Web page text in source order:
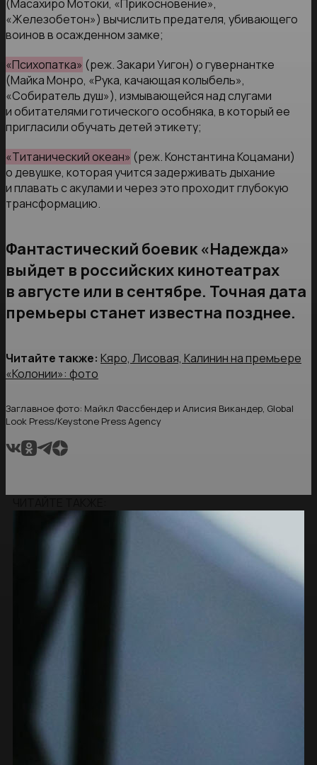
(Масахиро Мотоки, «Прикосновение»,
«Железобетон») вычислить предателя, убивающего
воинов в осажденном замке;
«Психопатка» (реж. Закари Уигон) о гувернантке
(Майка Монро, «Рука, качающая колыбель»,
«Собиратель душ»), измывающейся над слугами
и обитателями готического особняка, в который ее
пригласили обучать детей этикету;
«Титанический океан» (реж. Константина Коцамани)
о девушке, которая учится задерживать дыхание
и плавать с акулами и через это проходит глубокую
трансформацию.
Фантастический боевик «Надежда»
выйдет в российских кинотеатрах
в августе или в сентябре. Точная дата
премьеры станет известна позднее.
Читайте также: Кяро, Лисовая, Калинин на премьере
«Колонии»: фото
Заглавное фото: Майкл Фассбендер и Алисия Викандер, Global
Look Press/Keystone Press Agency